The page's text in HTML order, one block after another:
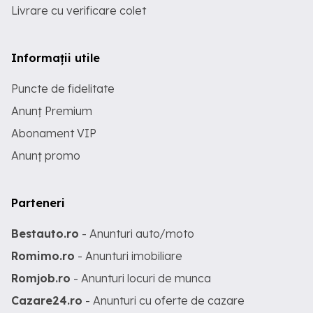
Livrare cu verificare colet
Informații utile
Puncte de fidelitate
Anunț Premium
Abonament VIP
Anunț promo
Parteneri
Bestauto.ro - Anunturi auto/moto
Romimo.ro - Anunturi imobiliare
Romjob.ro - Anunturi locuri de munca
Cazare24.ro - Anunturi cu oferte de cazare